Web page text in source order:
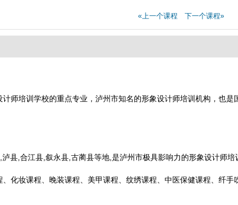
«上一个课程 下一个课程»
师培训学校的重点专业，泸州市知名的形象设计师培训机构，也
县,合江县,叙永县,古蔺县等地,是泸州市极具影响力的形象设计师培
化妆课程、晚装课程、美甲课程、纹绣课程、中医保健课程、纤